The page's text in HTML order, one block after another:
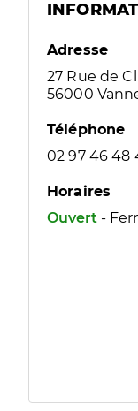
Adresse
27 Rue de
56000
Téléphone
02 97 46 48
Horaires
Ouvert -